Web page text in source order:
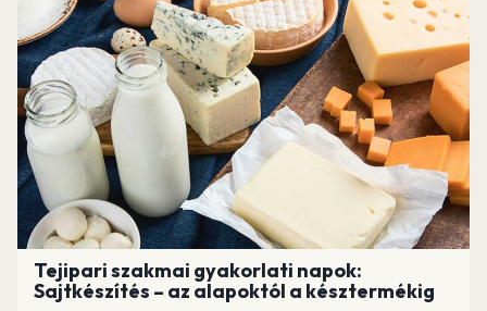
Tejipari szakmai gyakorlati napok:
Sajtkészítés – az alapoktól a késztermékig